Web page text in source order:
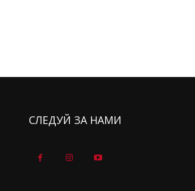
СЛЕДУЙ ЗА НАМИ